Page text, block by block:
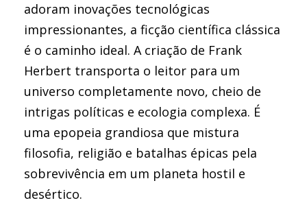
adoram inovações tecnológicas
impressionantes, a ficção científica clássica
é o caminho ideal. A criação de Frank
Herbert transporta o leitor para um
universo completamente novo, cheio de
intrigas políticas e ecologia complexa. É
uma epopeia grandiosa que mistura
filosofia, religião e batalhas épicas pela
sobrevivência em um planeta hostil e
desértico.